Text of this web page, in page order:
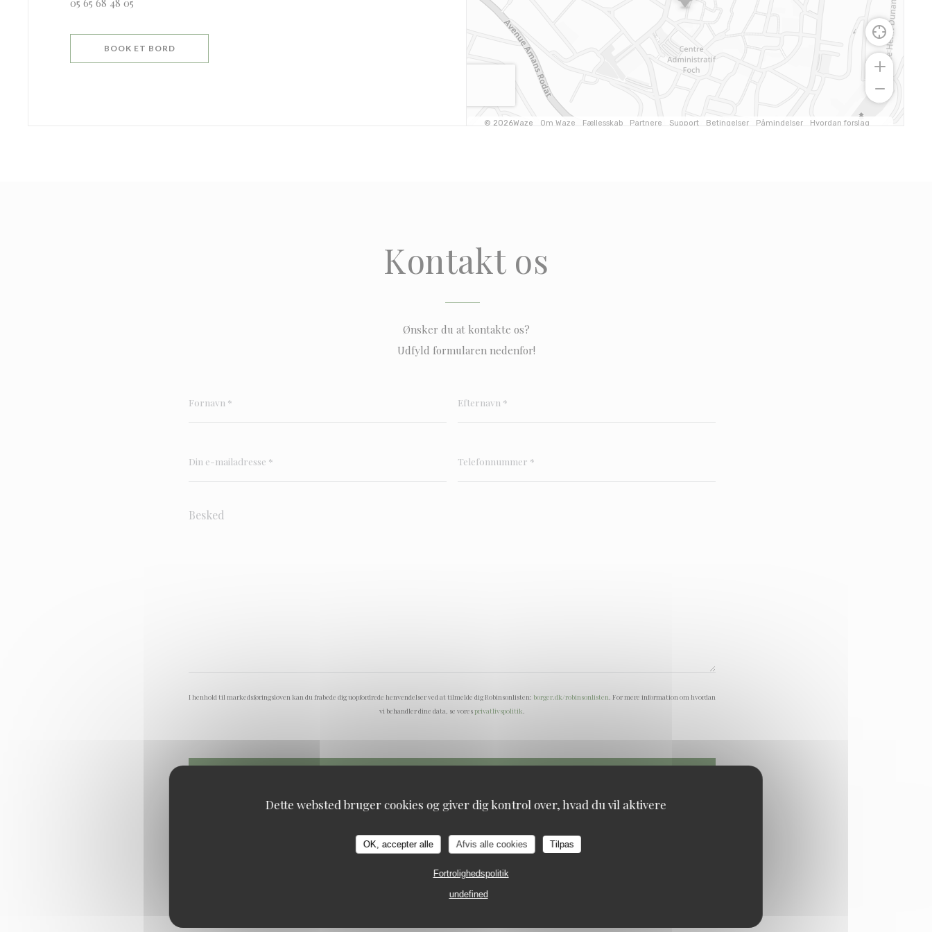
Dette websted bruger cookies og giver dig kontrol over, hvad du vil aktivere
OK, accepter alle Afvis alle cookies Tilpas
Fortrolighedspolitik
undefined
05 65 68 48 05
BOOK ET BORD
Kontakt os
Ønsker du at kontakte os?
Udfyld formularen nedenfor!
I henhold til markedsføringsloven kan du frabede dig uopfordrede henvendelser ved at tilmelde dig Robinsonlisten: borger.dk/robinsonlisten. For mere information om hvordan
vi behandler dine data, se vores privatlivspolitik.
populus